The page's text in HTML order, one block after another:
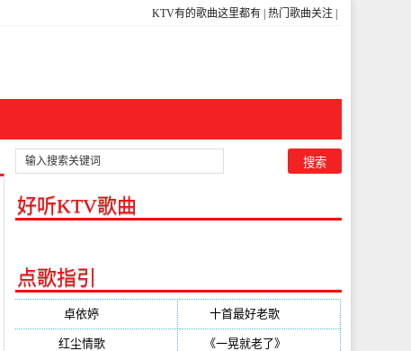
KTV有的歌曲这里都有 热门歌曲关注
好听KTV歌曲
点歌指引
卓依婷 十首最好老歌
红尘情歌(296) 《一晃就老了》